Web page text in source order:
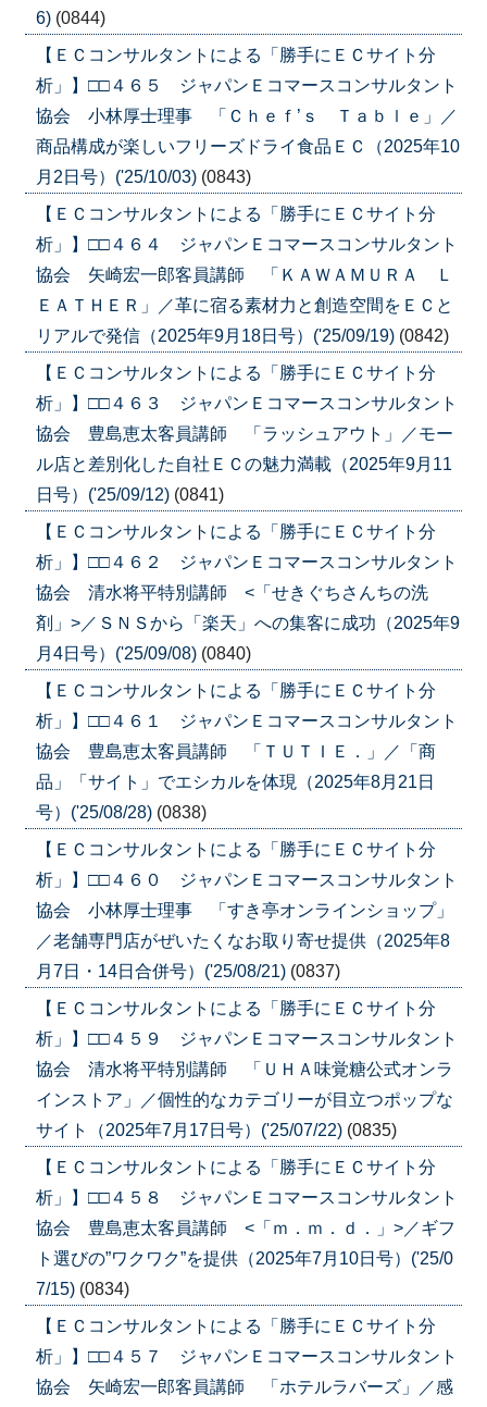
6) (0844)
【ＥＣコンサルタントによる「勝手にＥＣサイト分
析」】□□４６５ ジャパンＥコマースコンサルタント
協会 小林厚士理事 「Ｃｈｅｆ’ｓ Ｔａｂｌｅ」／
商品構成が楽しいフリーズドライ食品ＥＣ（2025年10
月2日号）('25/10/03) (0843)
【ＥＣコンサルタントによる「勝手にＥＣサイト分
析」】□□４６４ ジャパンＥコマースコンサルタント
協会 矢崎宏一郎客員講師 「ＫＡＷＡＭＵＲＡ Ｌ
ＥＡＴＨＥＲ」／革に宿る素材力と創造空間をＥＣと
リアルで発信（2025年9月18日号）('25/09/19) (0842)
【ＥＣコンサルタントによる「勝手にＥＣサイト分
析」】□□４６３ ジャパンＥコマースコンサルタント
協会 豊島恵太客員講師 「ラッシュアウト」／モー
ル店と差別化した自社ＥＣの魅力満載（2025年9月11
日号）('25/09/12) (0841)
【ＥＣコンサルタントによる「勝手にＥＣサイト分
析」】□□４６２ ジャパンＥコマースコンサルタント
協会 清水将平特別講師 <「せきぐちさんちの洗
剤」>／ＳＮＳから「楽天」への集客に成功（2025年9
月4日号）('25/09/08) (0840)
【ＥＣコンサルタントによる「勝手にＥＣサイト分
析」】□□４６１ ジャパンＥコマースコンサルタント
協会 豊島恵太客員講師 「ＴＵＴＩＥ．」／「商
品」「サイト」でエシカルを体現（2025年8月21日
号）('25/08/28) (0838)
【ＥＣコンサルタントによる「勝手にＥＣサイト分
析」】□□４６０ ジャパンＥコマースコンサルタント
協会 小林厚士理事 「すき亭オンラインショップ」
／老舗専門店がぜいたくなお取り寄せ提供（2025年8
月7日・14日合併号）('25/08/21) (0837)
【ＥＣコンサルタントによる「勝手にＥＣサイト分
析」】□□４５９ ジャパンＥコマースコンサルタント
協会 清水将平特別講師 「ＵＨＡ味覚糖公式オンラ
インストア」／個性的なカテゴリーが目立つポップな
サイト（2025年7月17日号）('25/07/22) (0835)
【ＥＣコンサルタントによる「勝手にＥＣサイト分
析」】□□４５８ ジャパンＥコマースコンサルタント
協会 豊島恵太客員講師 <「ｍ．ｍ．ｄ．」>／ギフ
ト選びの”ワクワク”を提供（2025年7月10日号）('25/0
7/15) (0834)
【ＥＣコンサルタントによる「勝手にＥＣサイト分
析」】□□４５７ ジャパンＥコマースコンサルタント
協会 矢崎宏一郎客員講師 「ホテルラバーズ」／感